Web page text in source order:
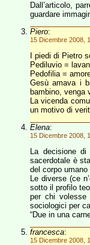
Dall’articolo,
guardare
Piero:
15 Dicembre 2008,
I piedi di Pietro
Pediluvio =
Pedofilia =
Gesù amava i
bambino, venga
La vicenda
un motivo di
Elena:
15 Dicembre 2008,
La decisione
sacerdotale è
del corpo
Le diverse (ce
sotto il profilo
per chi volesse
sociologici per
“Due in una
francesca:
15 Dicembre 2008,